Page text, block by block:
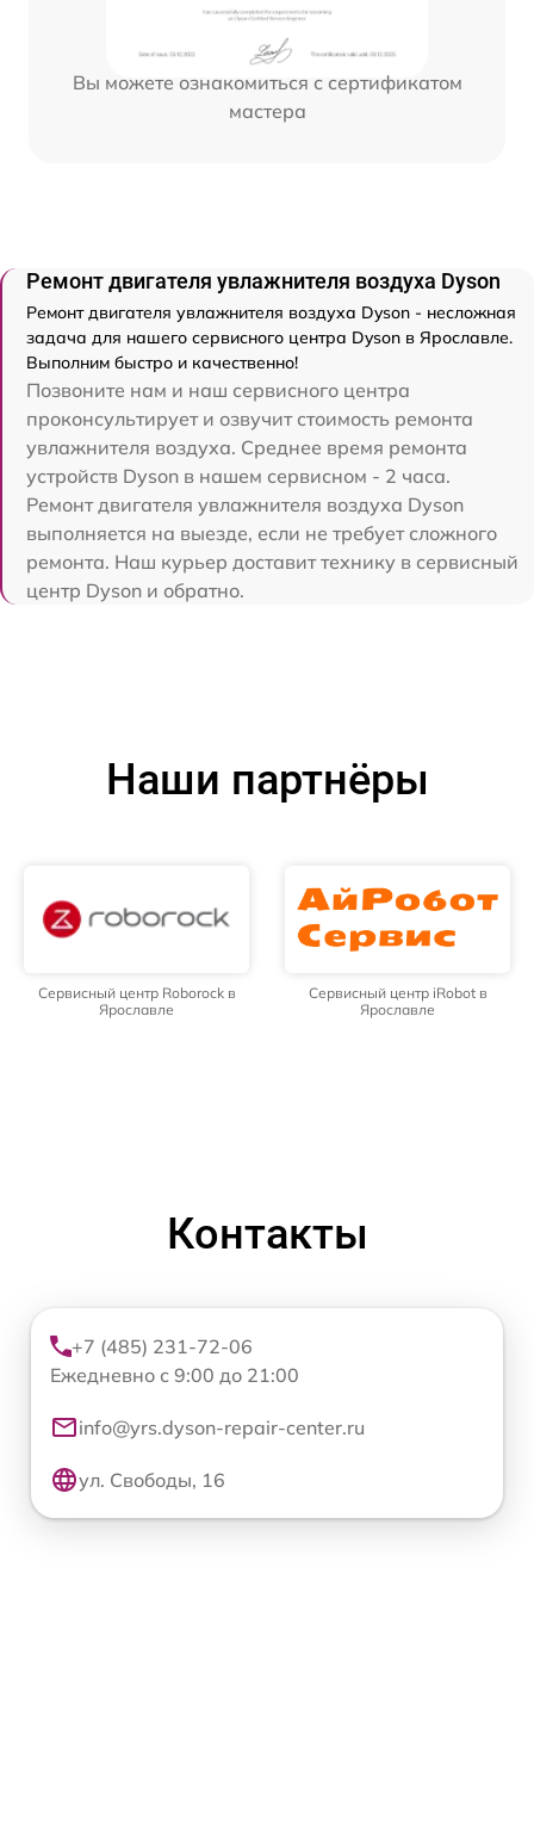
Вы можете ознакомиться с сертификатом
мастера
Ремонт двигателя увлажнителя воздуха Dyson
Ремонт двигателя увлажнителя воздуха Dyson - несложная
задача для нашего сервисного центра Dyson в Ярославле.
Выполним быстро и качественно!
Позвоните нам и наш сервисного центра
проконсультирует и озвучит стоимость ремонта
увлажнителя воздуха. Среднее время ремонта
устройств Dyson в нашем сервисном - 2 часа.
Ремонт двигателя увлажнителя воздуха Dyson
выполняется на выезде, если не требует сложного
ремонта. Наш курьер доставит технику в сервисный
центр Dyson и обратно.
Наши партнёры
Сервисный центр Roborock в
Ярославле
Сервисный центр iRobot в
Ярославле
Контакты
+7 (485) 231-72-06
Ежедневно с 9:00 до 21:00
info@yrs.dyson-repair-center.ru
ул. Свободы, 16